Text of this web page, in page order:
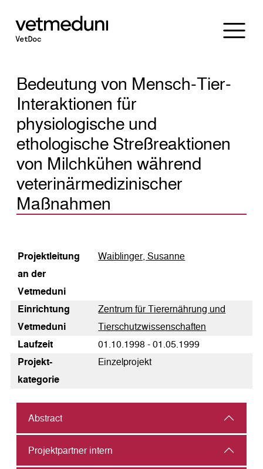
Bedeutung von Mensch-Tier-
Interaktionen für
physiologische und
ethologische Streßreaktionen
von Milchkühen während
veterinärmedizinischer
Maßnahmen
Pro­jekt­lei­tung
an der
Vetmeduni
Waiblinger, Susanne
Einrichtung
Vetmeduni
Zentrum für Tierernährung und
Tierschutzwissenschaften
Laufzeit
01.10.1998 - 01.05.1999
Pro­jekt­
kategorie
Einzelprojekt
Abstract
Projektpartner intern